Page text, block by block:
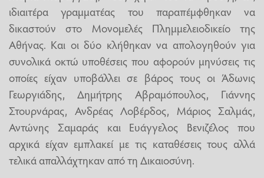
ιδιαιτέρα γραμματέας του παραπέμφθηκαν να
δικαστούν στο Μονομελές Πλημμελειοδικείο της
Αθήνας. Και οι δύο κλήθηκαν να απολογηθούν για
συνολικά οκτώ υποθέσεις που αφορούν μηνύσεις τις
οποίες είχαν υποβάλλει σε βάρος τους οι Άδωνις
Γεωργιάδης, Δημήτρης Αβραμόπουλος, Γιάννης
Στουρνάρας, Ανδρέας Λοβέρδος, Μάριος Σαλμάς,
Αντώνης Σαμαράς και Ευάγγελος Βενιζέλος που
αρχικά είχαν εμπλακεί με τις καταθέσεις τους αλλά
τελικά απαλλάχτηκαν από τη Δικαιοσύνη.